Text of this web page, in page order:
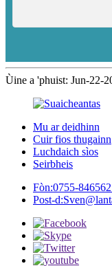
Ùine a 'phuist: Jun-22-
Mu ar deidhinn
Cuir fios thugainn
Luchdaich sìos
Seirbheis
Fòn:0755-
Post-d: